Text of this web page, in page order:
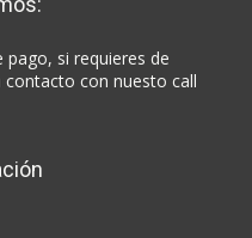
si requieres de
con nuesto call